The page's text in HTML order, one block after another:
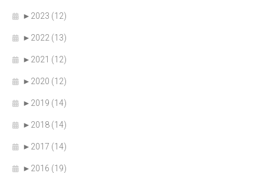
► 2023 (12)
► 2022 (13)
► 2021 (12)
► 2020 (12)
► 2019 (14)
► 2018 (14)
► 2017 (14)
► 2016 (19)